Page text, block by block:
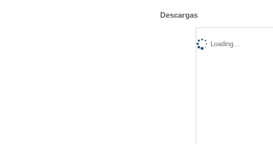
Descargas
Loading...